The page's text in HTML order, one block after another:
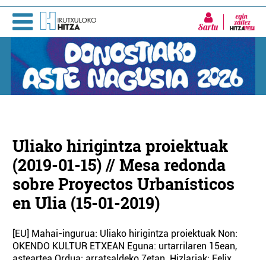
Sartu
Uliako hirigintza proiektuak
(2019-01-15) // Mesa redonda
sobre Proyectos Urbanísticos
en Ulia (15-01-2019)
[EU] Mahai-ingurua: Uliako hirigintza proiektuak Non:
OKENDO KULTUR ETXEAN Eguna: urtarrilaren 15ean,